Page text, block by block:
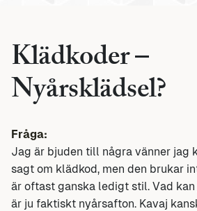
Klädkoder –
Nyårsklädsel?
Fråga:
Jag är bjuden till några vänner jag
sagt om klädkod, men den brukar
är oftast ganska ledigt stil. Vad kan
är ju faktiskt nyårsafton. Kavaj